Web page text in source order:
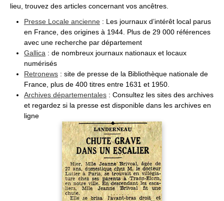
lieu, trouvez des articles concernant vos ancêtres.
Presse Locale ancienne : Les journaux d’intérêt local parus
en France, des origines à 1944. Plus de 29 000 références
avec une recherche par département
Gallica : de nombreux journaux nationaux et locaux
numérisés
Retronews : site de presse de la Bibliothèque nationale de
France, plus de 400 titres entre 1631 et 1950.
Archives départementales : Consultez les sites des archives
et regardez si la presse est disponible dans les archives en
ligne